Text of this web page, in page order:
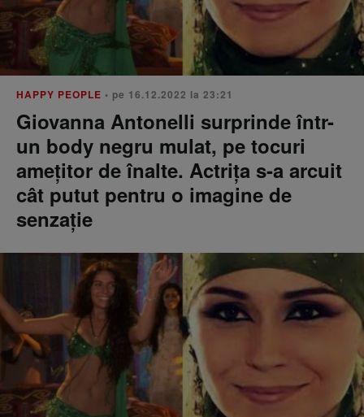
HAPPY PEOPLE • pe 16.12.2022 la 23:21
Giovanna Antonelli surprinde într-
un body negru mulat, pe tocuri
amețitor de înalte. Actrița s-a arcuit
cât putut pentru o imagine de
senzație